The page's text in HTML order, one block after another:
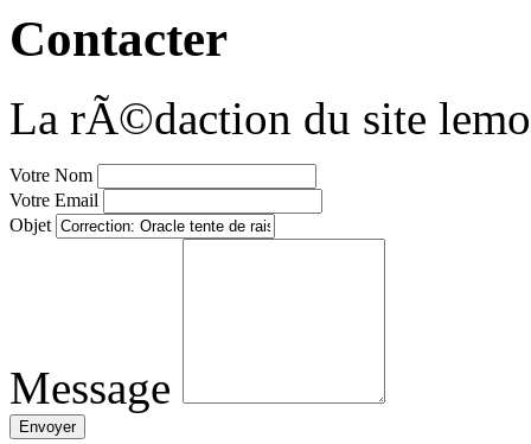
Contacter
La rÃ©daction du site
Votre Nom
Votre Email
Objet
Message